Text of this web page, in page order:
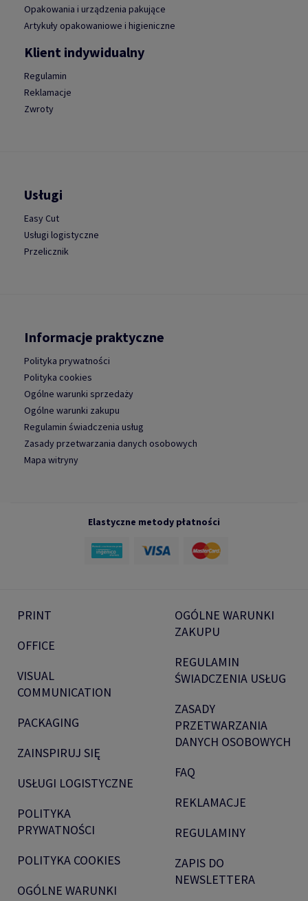
Opakowania i urządzenia pakujące
Artykuły opakowaniowe i higieniczne
Klient indywidualny
Regulamin
Reklamacje
Zwroty
Usługi
Easy Cut
Usługi logistyczne
Przelicznik
Informacje praktyczne
Polityka prywatności
Polityka cookies
Ogólne warunki sprzedaży
Ogólne warunki zakupu
Regulamin świadczenia usług
Zasady przetwarzania danych osobowych
Mapa witryny
Elastyczne metody płatności
PRINT
OFFICE
VISUAL
COMMUNICATION
PACKAGING
ZAINSPIRUJ SIĘ
USŁUGI LOGISTYCZNE
POLITYKA
PRYWATNOŚCI
POLITYKA COOKIES
OGÓLNE WARUNKI
OGÓLNE WARUNKI
ZAKUPU
REGULAMIN
ŚWIADCZENIA USŁUG
ZASADY
PRZETWARZANIA
DANYCH OSOBOWYCH
FAQ
REKLAMACJE
REGULAMINY
ZAPIS DO
NEWSLETTERA